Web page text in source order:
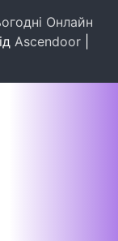
Онлайн
Ascendoor